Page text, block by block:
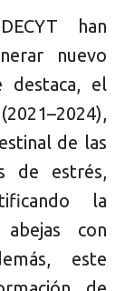
han
nuevo
destaca, el
de las
de estrés,
la
con
este